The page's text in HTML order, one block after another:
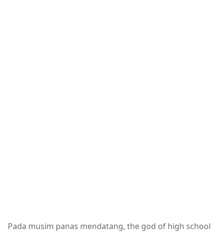
Pada musim panas mendatang, the god of high school